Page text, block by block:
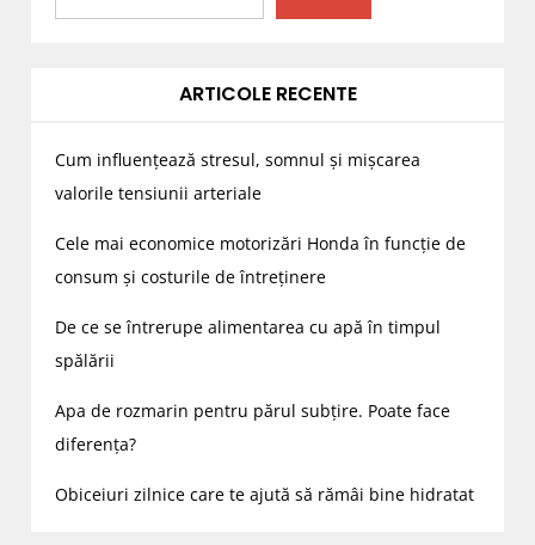
ARTICOLE RECENTE
Cum influențează stresul, somnul și mișcarea
valorile tensiunii arteriale
Cele mai economice motorizări Honda în funcție de
consum și costurile de întreținere
De ce se întrerupe alimentarea cu apă în timpul
spălării
Apa de rozmarin pentru părul subțire. Poate face
diferența?
Obiceiuri zilnice care te ajută să rămâi bine hidratat